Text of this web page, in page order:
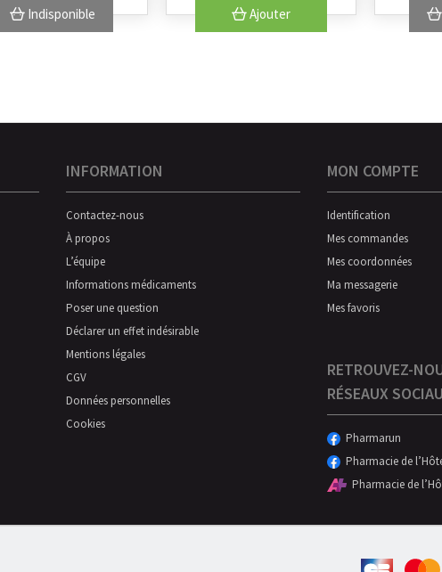
Indisponible Ajouter
INFORMATION
Contactez-nous
À propos
L’équipe
Informations médicaments
Poser une question
Déclarer un effet indésirable
Mentions légales
CGV
Données personnelles
Cookies
MON COMPTE
Identification
Mes commandes
Mes coordonnées
Ma messagerie
Mes favoris
RETROUVEZ-
RÉSEAUX
Pharmarun
Pharmacie de
Pharmacie de